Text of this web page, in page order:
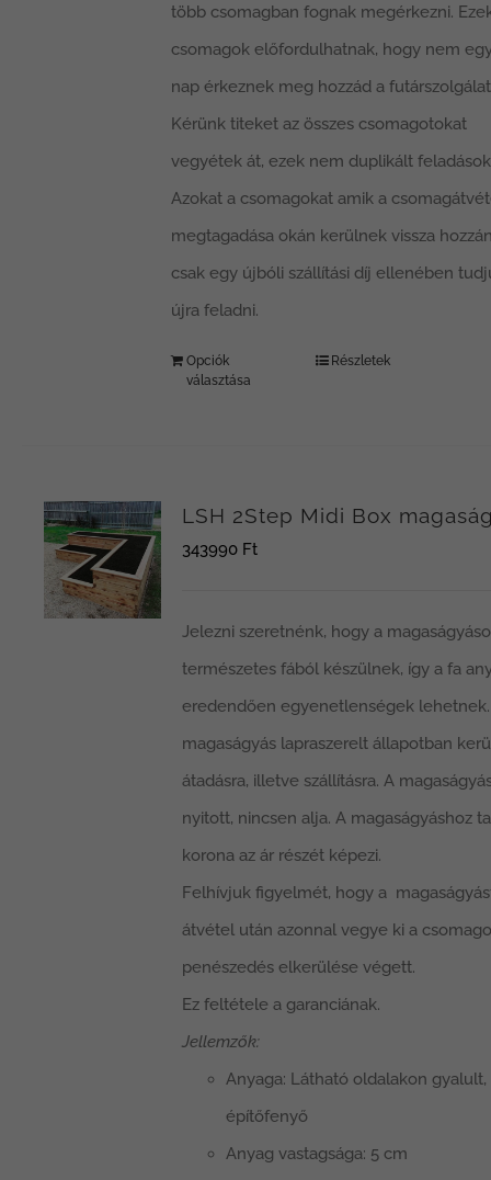
több csomagban fognak megérkezni.
csomagok előfordulhatnak, hogy nem
nap érkeznek meg hozzád a
Kérünk titeket az összes csomagotokat
vegyétek át, ezek nem duplikált
Azokat a csomagokat amik a
megtagadása okán kerülnek vissza
csak egy újbóli szállítási díj ellenében
újra feladni.
Opciók
választása
Részletek
LSH 2Step Midi Box
343990 Ft
Jelezni szeretnénk, hogy a
természetes fából készülnek, így a fa
eredendően egyenetlenségek
magaságyás lapraszerelt állapotban
átadásra, illetve szállításra. A
nyitott, nincsen alja. A magaságyáshoz
korona az ár részét képezi.
Felhívjuk figyelmét, hogy a
átvétel után azonnal vegye ki a
penészedés elkerülése végett.
Ez feltétele a garanciának.
Jellemzők:
Anyaga: Látható oldalakon gyalult,
építőfenyő
Anyag vastagsága: 5 cm